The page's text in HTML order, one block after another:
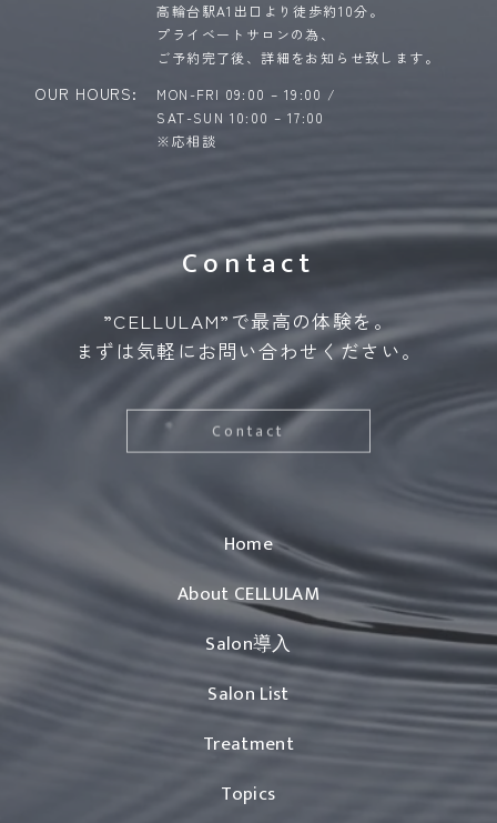
高輪台駅A1出口より徒歩約10分。
プライベートサロンの為、
ご予約完了後、詳細をお知らせ致します。
OUR HOURS:
MON-FRI 09:00 – 19:00 /
SAT-SUN 10:00 – 17:00
※応相談
Contact
”CELLULAM”で最高の体験を。
まずは気軽にお問い合わせください。
Contact
Home
About CELLULAM
Salon導入
Salon List
Treatment
Topics